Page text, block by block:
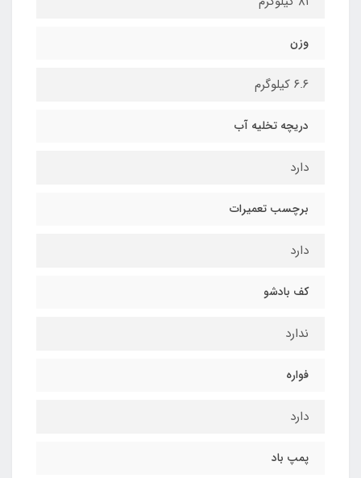
وزن
۶.۶ کیلوگرم
دریچه تخلیه آب
دارد
برچسب تعمیرات
دارد
کف بادشو
ندارد
فواره
دارد
پمپ باد